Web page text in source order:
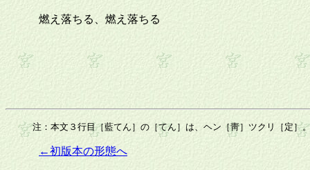
燃え落ちる、燃え落ちる
注：本文３行目［藍てん］の［てん］は、ヘン［靑］ツクリ［定］
←初版本の形態へ